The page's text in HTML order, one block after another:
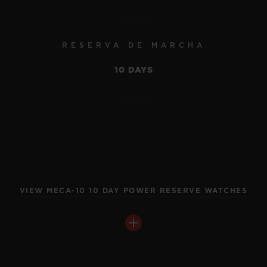
RESERVA DE MARCHA
10 DAYS
VIEW MECA-10 10 DAY POWER RESERVE WATCHES